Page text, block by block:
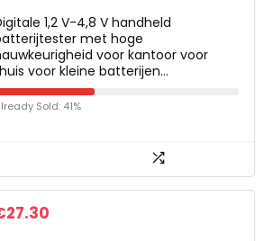
1,2 V-4,8 V handheld
met hoge
voor kantoor voor
voor kleine batterijen…
Sold: 41%
27.30